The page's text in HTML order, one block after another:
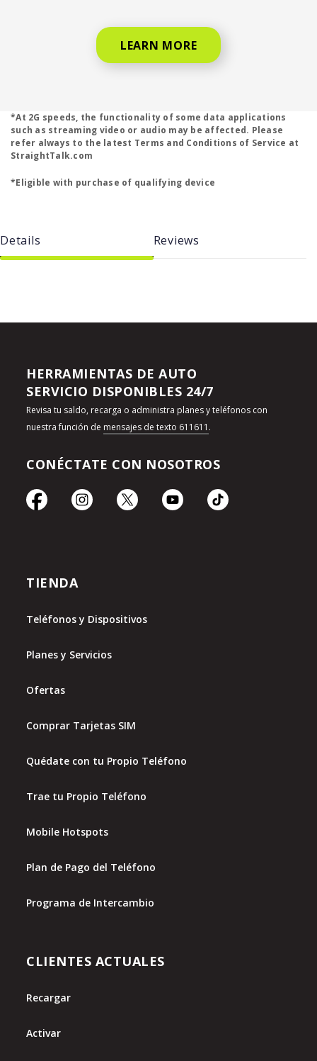
LEARN MORE
*At 2G speeds, the functionality of some data applications
such as streaming video or audio may be affected. Please
refer always to the latest Terms and Conditions of Service at
StraightTalk.com
*Eligible with purchase of qualifying device
Details Reviews
HERRAMIENTAS DE AUTO
SERVICIO DISPONIBLES 24/7
Revisa tu saldo, recarga o administra planes y teléfonos con
nuestra función de mensajes de texto 611611 .
CONÉCTATE CON NOSOTROS
TIENDA
Teléfonos y Dispositivos
Planes y Servicios
Ofertas
Comprar Tarjetas SIM
Quédate con tu Propio Teléfono
Trae tu Propio Teléfono
Mobile Hotspots
Plan de Pago del Teléfono
Programa de Intercambio
CLIENTES ACTUALES
Recargar
Activar